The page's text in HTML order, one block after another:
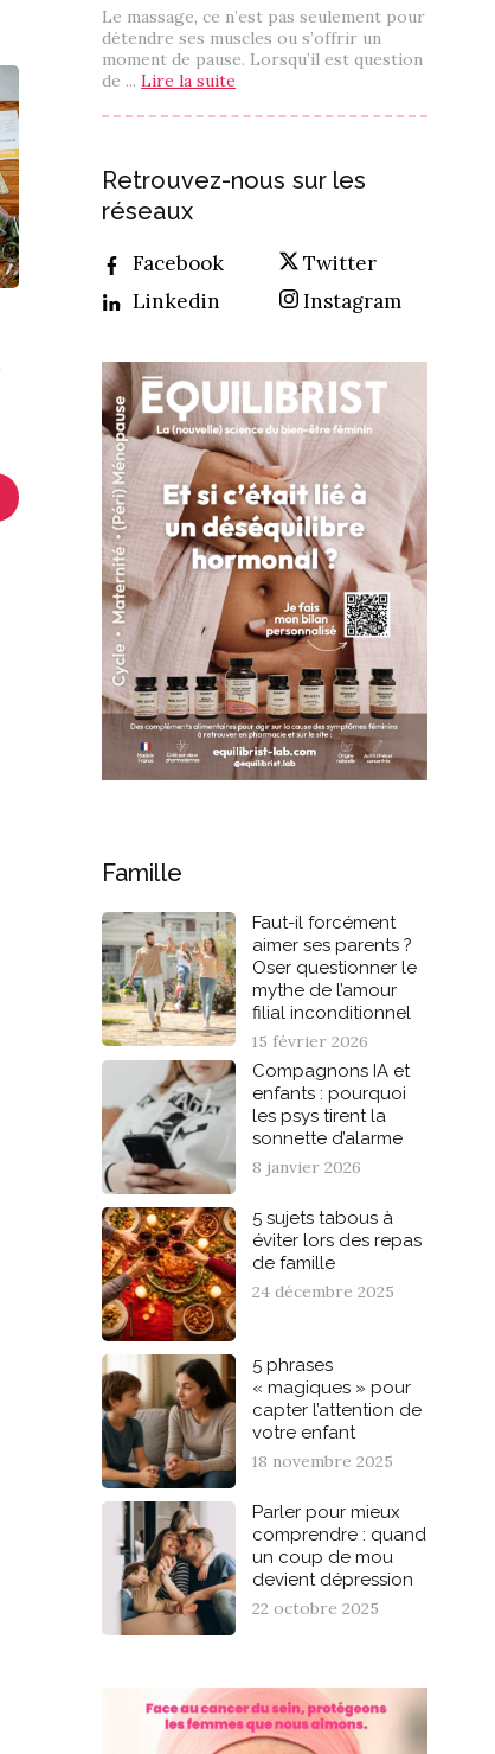
Le massage, ce n’est pas seulement pour
détendre ses muscles ou s’offrir un
moment de pause. Lorsqu’il est question
de ... Lire la suite
Retrouvez-nous sur les
réseaux
Facebook
Twitter
Linkedin
Instagram
Famille
Faut-il forcément
aimer ses parents ?
Oser questionner le
mythe de l’amour
filial inconditionnel
15 février 2026
Compagnons IA et
enfants : pourquoi
les psys tirent la
sonnette d’alarme
8 janvier 2026
5 sujets tabous à
éviter lors des repas
de famille
24 décembre 2025
5 phrases
« magiques » pour
capter l’attention de
votre enfant
18 novembre 2025
Parler pour mieux
comprendre : quand
un coup de mou
devient dépression
22 octobre 2025